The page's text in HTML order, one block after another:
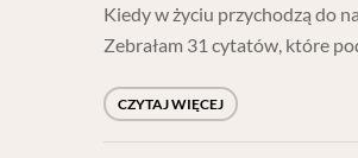
Kiedy w życiu przychodzą do
Zebrałam 31 cytatów, które
CZYTAJ WIĘCEJ